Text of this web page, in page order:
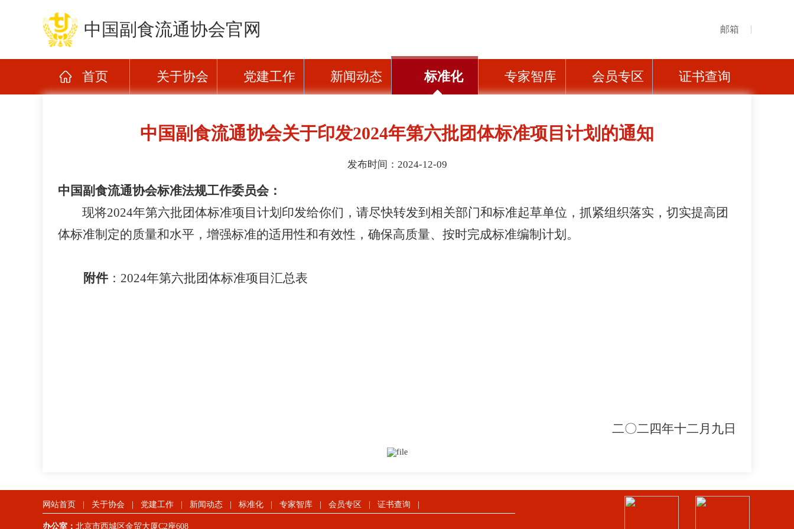
中国副食流通协会官网 邮箱
首页 关于协会 党建工作 新闻动态 标准化 专家智库 会员专区 证书查询
中国副食流通协会关于印发2024年第六批团体标准项目计划的通知
发布时间：2024-12-09
中国副食流通协会标准法规工作委员会：
现将2024年第六批团体标准项目计划印发给你们，请尽快转发到 相关部门和标准起草单位，抓紧组织落实， 切实提高团
体标准制定的质量和水平，增强标准的适用性和有效性，确保高质量、 按时完成标准编制 计划。
附件： 2024年第六批团体标准项目汇总表
二〇二四年十二月 九日
网站首页 关于协会 党建工作 新闻动态 标准化 专家智库 会员专区 证书查询
办公室： 北京市西城区金贸大厦C2座608